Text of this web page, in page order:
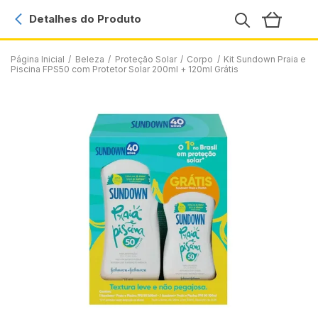
Página Inicial / Beleza / Proteção Solar / Corpo / Kit Sundown Praia e
Piscina FPS50 com Protetor Solar 200ml + 120ml Grátis
Detalhes do Produto